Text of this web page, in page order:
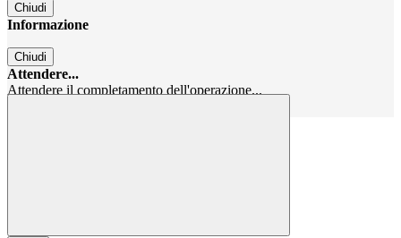
Chiudi
Informazione
Chiudi
Attendere...
Attendere il completamento dell'operazione...